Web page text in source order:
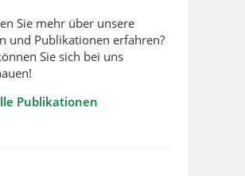
Sie mehr über unsere
und Publikationen erfahren?
Sie sich bei uns
Publikationen